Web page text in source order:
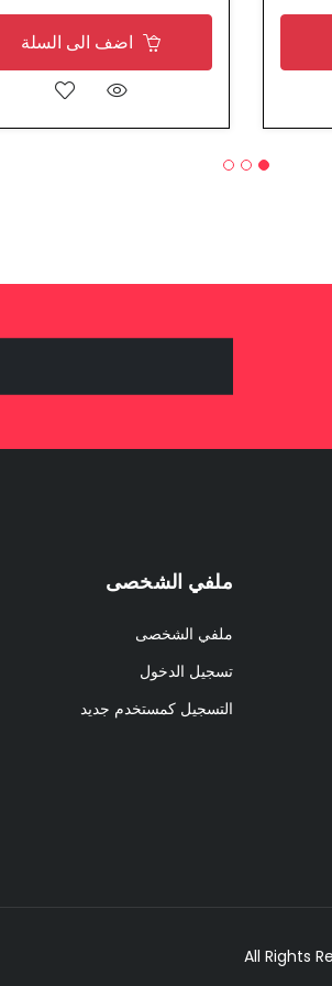
اضف الى السلة
ملفي الشخصى
ملفي الشخصى
تسجيل الدخول
التسجيل كمستخدم جديد